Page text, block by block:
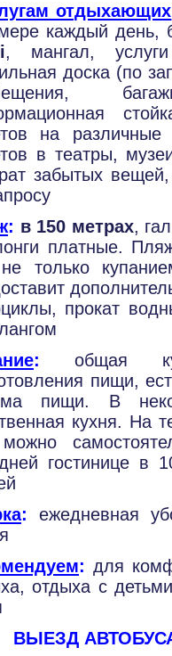
отдыхающих
каждый день,
, мангал,
доска (по
на различные
в театры,
забытых вещей,
: в 150 метрах,
платные.
только
прокат
: общая
пищи,
пищи. В
кухня. На
гостинице в
: ежедневная
: для
отдыха с
ВЫЕЗД